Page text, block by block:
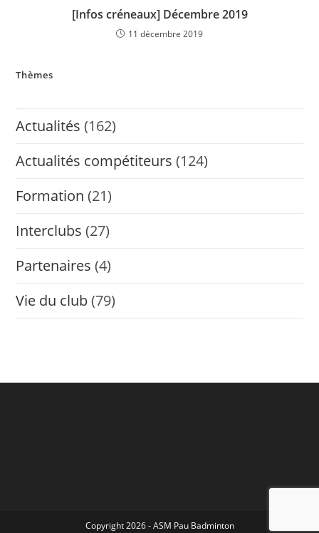
[Infos créneaux] Décembre 2019
11 décembre 2019
Thèmes
Actualités (162)
Actualités compétiteurs (124)
Formation (21)
Interclubs (27)
Partenaires (4)
Vie du club (79)
Copyright 2026 - ASM Pau Badminton